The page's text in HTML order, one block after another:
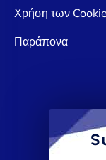
Χρήση των
Παράπονα